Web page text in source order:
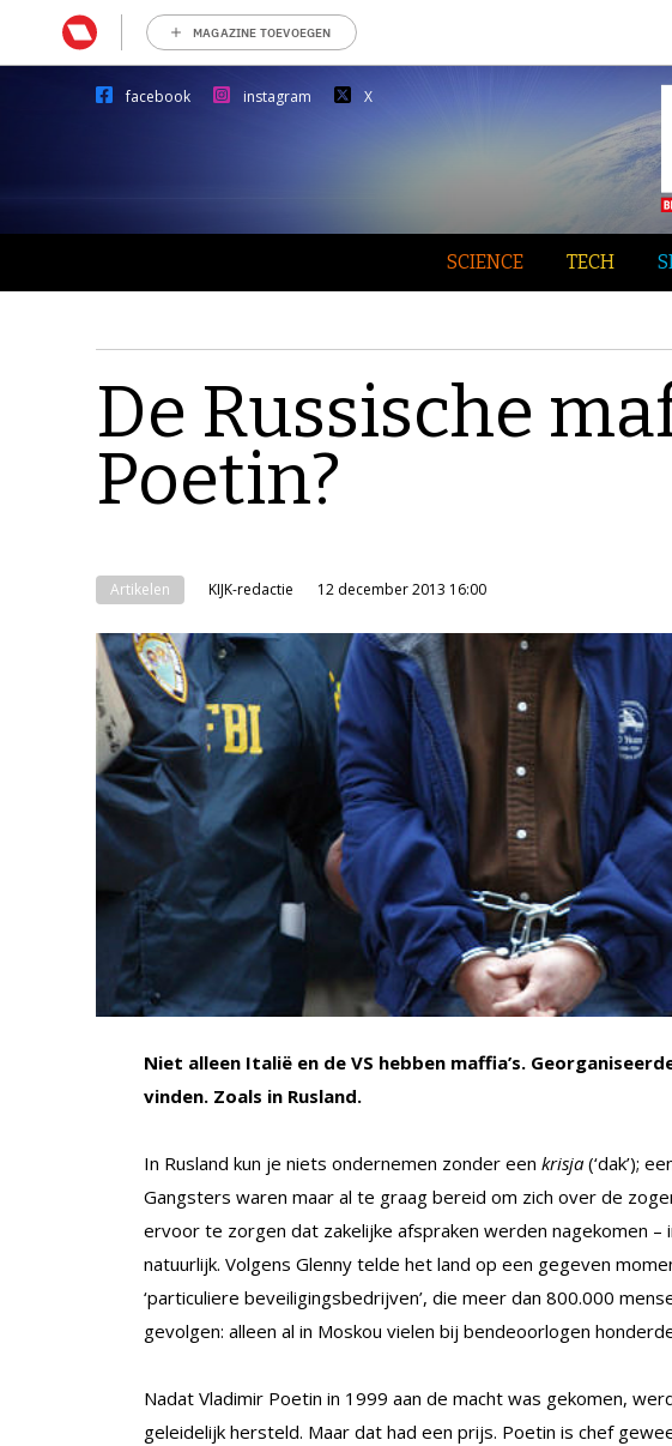
MAGAZINE TOEVOEGEN
facebook instagram X
SCIENCE TECH
De Russische
Poetin?
Artikelen KIJK-redactie 12 december 2013 16:00
Niet alleen Italië en de VS hebben maffia’s.
vinden. Zoals in Rusland.
In Rusland kun je niets ondernemen zonder een krisja (‘dak’);
Gangsters waren maar al te graag bereid om zich over de
ervoor te zorgen dat zakelijke afspraken werden nagekomen –
natuurlijk. Volgens Glenny telde het land op een gegeven
‘particuliere beveiligingsbedrijven’, die meer dan 800.000
gevolgen: alleen al in Moskou vielen bij bendeoorlogen
Nadat Vladimir Poetin in 1999 aan de macht was gekomen,
geleidelijk hersteld. Maar dat had een prijs. Poetin is chef